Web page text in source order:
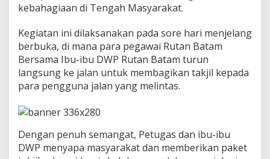
T
k
j
l
G
r
t
i
K
e
kebahagiaan di Tengah Masyarakat.
Kegiatan ini dilaksanakan pada sore hari menjelang
berbuka, di mana para pegawai Rutan Batam
Bersama Ibu-ibu DWP Rutan Batam turun
langsung ke jalan untuk membagikan takjil kepada
para pengguna jalan yang melintas.
Dengan penuh semangat, Petugas dan ibu-ibu
DWP menyapa masyarakat dan memberikan paket